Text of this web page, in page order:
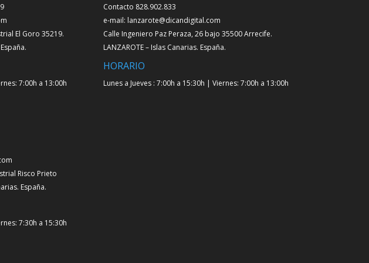
El Goro 35219.
7:00h a 13:00h
Risco Prieto
España.
7:30h a 15:30h
Contacto 828.902.833
e-mail: lanzarote@dicandigital.com
Calle Ingeniero Paz Peraza, 26 bajo 35500 Arrecife.
LANZAROTE – Islas Canarias. España.
HORARIO
Lunes a Jueves : 7:00h a 15:30h | Viernes: 7:00h a 13:00h